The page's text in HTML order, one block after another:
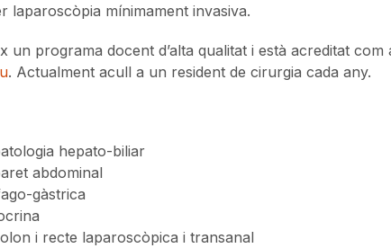
laparoscòpia mínimament invasiva.
un programa docent d’alta qualitat i està acreditat com
. Actualment acull a un resident de cirurgia cada any.
hepato-biliar
abdominal
gàstrica
i recte laparoscòpica i transanal